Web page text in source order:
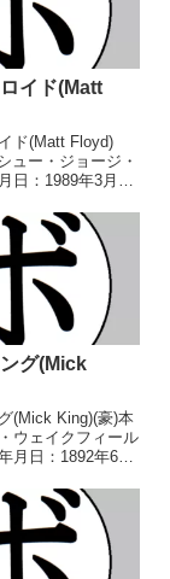
イド(Matt
ド(Matt Floyd)
ュー・ジョージ・
日：1989年3月22
得タイトル】
ライトヘビー
豪州-西オースト
グ(Mick
(Mick King)(豪)本
ウェイクフィール
月日：1892年6月
4無効試合【獲得
スマニア州ミド
平洋沿岸ヘビー